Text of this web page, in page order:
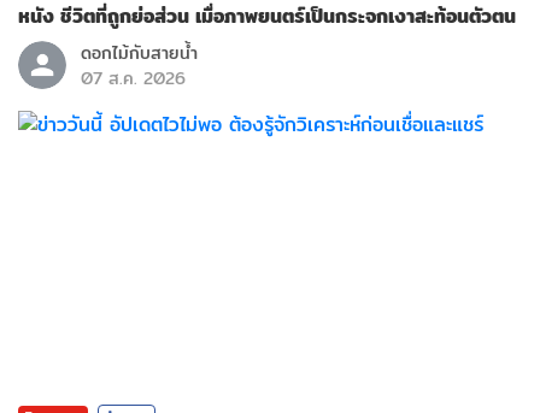
หนัง ชีวิตที่ถูกย่อส่วน เมื่อภาพยนตร์เป็นกระจกเงาสะท้อนตัวตน
ดอกไม้กับสายน้ำ
07 ส.ค. 2026